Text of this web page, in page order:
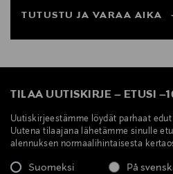
TUTUSTU JA VARAA AIKA
TILAA UUTISKIRJE – ETUSI –
Uutiskirjeestämme löydät parhaat
Uutena tilaajana lähetämme sinulle
alennuksen normaalihintaisesta
Suomeksi På